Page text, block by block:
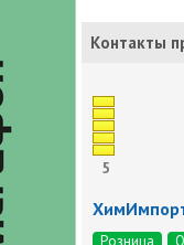
Контакты
5
Розница